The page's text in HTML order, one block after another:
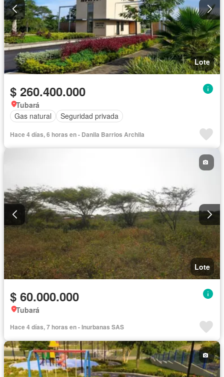
Lote
$ 260.400.000
Tubará
Gas natural
Seguridad privada
Hace 4 días, 6 horas en - Danila Barrios Archila
Lote
$ 60.000.000
Tubará
Hace 4 días, 7 horas en - Inurbanas SAS